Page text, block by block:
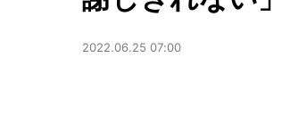
2022.06.25 07:00